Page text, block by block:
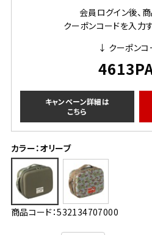
会員ログイン後、
クーポンコードを入力
↓ クーポン
キャンペーン詳細は
こちら
カラー：オリーブ
商品コード：532134707000